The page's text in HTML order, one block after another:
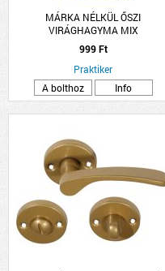
MÁRKA NÉLKÜL ŐSZI
VIRÁGHAGYMA MIX
999 Ft
Praktiker
A bolthoz
Info